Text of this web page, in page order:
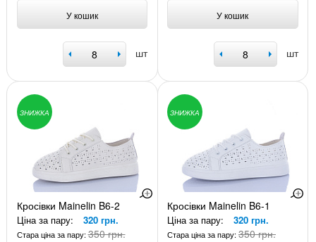
У кошик
шт
У кошик
шт
ЗНИЖКА
Кросівки Mainelin B6-2
Ціна за пару: 320 грн.
Стара ціна за пару:350 грн.
ЗНИЖКА
Кросівки Mainelin B6-1
Ціна за пару: 320 грн.
Стара ціна за пару:350 грн.